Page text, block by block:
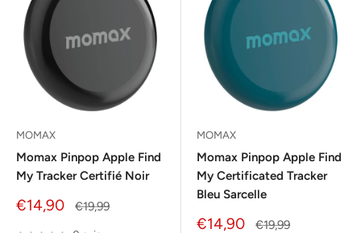
MOMAX
Momax Pinpop Apple Find
My Tracker Certifié Noir
Prix
€14,90
Prix
€19,99
MOMAX
Momax Pinpop Apple Find
My Certificated Tracker
Bleu Sarcelle
Prix
€14,90
Prix
€19,99